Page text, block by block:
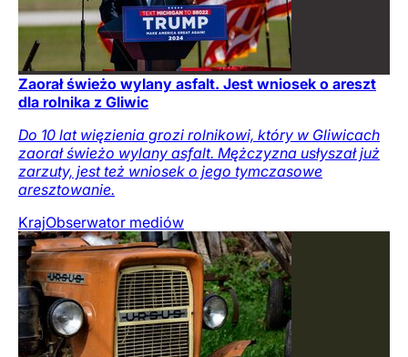
Zaorał świeżo wylany asfalt. Jest wniosek o areszt
dla rolnika z Gliwic
Do 10 lat więzienia grozi rolnikowi, który w Gliwicach
zaorał świeżo wylany asfalt. Mężczyzna usłyszał już
zarzuty, jest też wniosek o jego tymczasowe
aresztowanie.
KrajObserwator mediów